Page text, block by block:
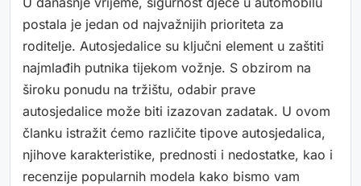
postala je jedan od najvažnijih prioriteta za
roditelje. Autosjedalice su ključni element u zaštiti
najmlađih putnika tijekom vožnje. S obzirom na
široku ponudu na tržištu, odabir prave
autosjedalice može biti izazovan zadatak. U ovom
članku istražit ćemo različite tipove autosjedalica,
njihove karakteristike, prednosti i nedostatke, kao i
recenzije popularnih modela kako bismo vam